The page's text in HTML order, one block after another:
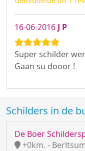
16-06-2016 J P
Super schilder
Gaan su dooor !
Schilders in de
De Boer
+0km. -